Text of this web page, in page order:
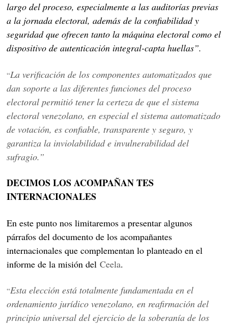
largo del proceso, especialmente a las auditorías previas
a la jornada electoral, además de la confiabilidad y
seguridad que ofrecen tanto la máquina electoral como el
dispositivo de autenticación integral-capta huellas”.
“La verificación de los componentes automatizados que
dan soporte a las diferentes funciones del proceso
electoral permitió tener la certeza de que el sistema
electoral venezolano, en especial el sistema automatizado
de votación, es confiable, transparente y seguro, y
garantiza la inviolabilidad e invulnerabilidad del
sufragio.”
DECIMOS LOS ACOMPAÑAN TES
INTERNACIONALES
En este punto nos limitaremos a presentar algunos
párrafos del documento de los acompañantes
internacionales que complementan lo planteado en el
informe de la misión delCeela.
“Esta elección está totalmente fundamentada en el
ordenamiento jurídico venezolano, en reafirmación del
principio universal del ejercicio de la soberanía de los